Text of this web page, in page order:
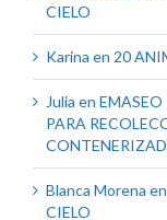
CIELO
Karina en 20
Julia en
PARA
Blanca Morena en
CIELO